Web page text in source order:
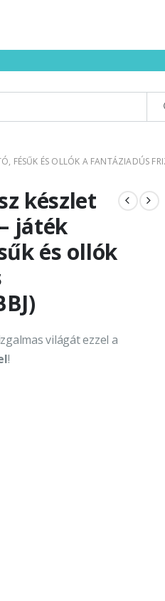
FÉSŰK ÉS OLLÓK A FANTÁZIADÚS
készlet
játék
és ollók
világát ezzel a
!